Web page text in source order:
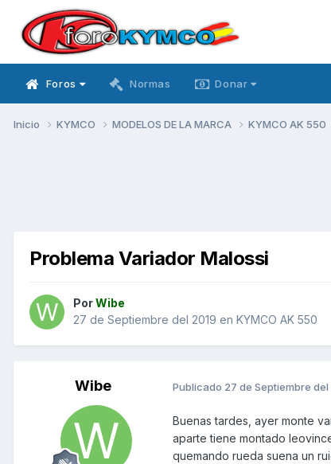
Foros Normas Donar
Inicio KYMCO MODELOS DE LA MARCA KYMCO AK 550
Problema Variador Malossi
PorWibe
27 de Septiembre del 2019 en KYMCO AK 550
Wibe Publicado 27 de Septiembre del
Buenas tardes, ayer monte
aparte tiene montado
quemando rueda suena un